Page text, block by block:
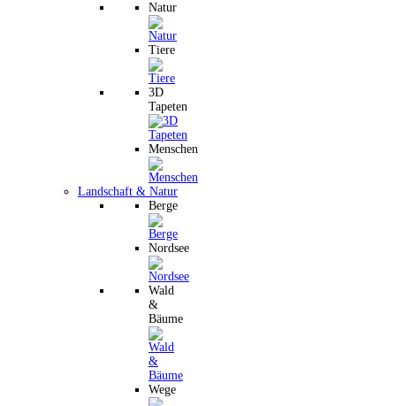
Natur
Tiere
3D
Tapeten
Menschen
Landschaft & Natur
Berge
Nordsee
Wald
&
Bäume
Wege